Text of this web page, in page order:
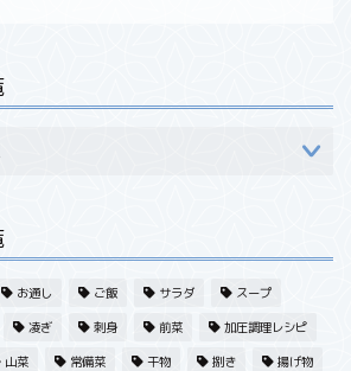
お通し ご飯 サラダ スープ
凌ぎ 刺身 前菜 加圧調理レシピ
山菜 常備菜 干物 捌き 揚げ物
春・野菜